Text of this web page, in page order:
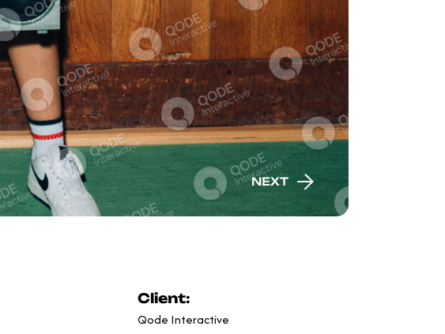
NEXT
Client:
Qode Interactive